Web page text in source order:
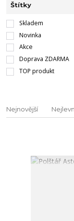
Štítky
Skladem
Novinka
Akce
Doprava ZDARMA
TOP produkt
Nejnovější